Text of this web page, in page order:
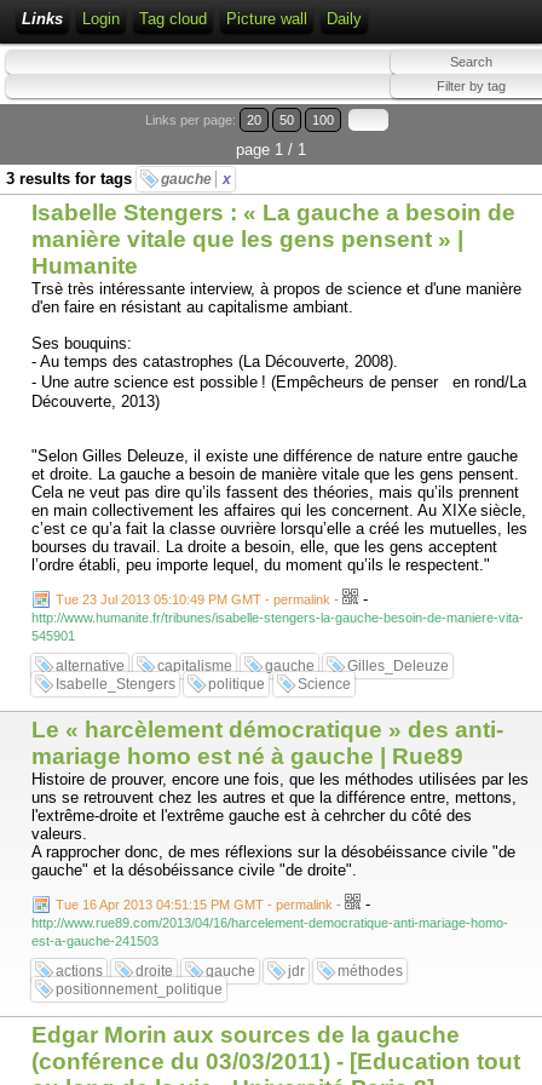
Links Login Tag cloud Picture wall Daily
Links per page: 20 50 100
page 1 / 1
3 results for tags
gauche x
Isabelle Stengers : « La gauche a besoin de
manière vitale que les gens pensent » |
Humanite
Trsè très intéressante interview, à propos de science et d'une manière
d'en faire en résistant au capitalisme ambiant.
Ses bouquins:
- Au temps des catastrophes (La Découverte, 2008).
- Une autre science est possible ! (Empêcheurs de penser en rond/La
Découverte, 2013)
"Selon Gilles Deleuze, il existe une différence de nature entre gauche
et droite. La gauche a besoin de manière vitale que les gens pensent.
Cela ne veut pas dire qu’ils fassent des théories, mais qu’ils prennent
en main ­collectivement les affaires qui les concernent. Au XIXe siècle,
c’est ce qu’a fait la classe ouvrière lorsqu’elle a créé les mutuelles, les
bourses du travail. La droite a besoin, elle, que les gens acceptent
l’ordre établi, peu importe lequel, du moment qu’ils le respectent."
Tue 23 Jul 2013 05:10:49 PM GMT - permalink - -
http://www.humanite.fr/tribunes/isabelle-stengers-la-gauche-besoin-de-maniere-vita-
545901
alternative capitalisme gauche
Gilles_Deleuze
Isabelle_Stengers
politique Science
Le « harcèlement démocratique » des anti-
mariage homo est né à gauche | Rue89
Histoire de prouver, encore une fois, que les méthodes utilisées par les
uns se retrouvent chez les autres et que la différence entre, mettons,
l'extrême-droite et l'extrême gauche est à cehrcher du côté des
valeurs.
A rapprocher donc, de mes réflexions sur la désobéissance civile "de
gauche" et la désobéissance civile "de droite".
Tue 16 Apr 2013 04:51:15 PM GMT - permalink - -
http://www.rue89.com/2013/04/16/harcelement-democratique-anti-mariage-homo-
est-a-gauche-241503
actions droite gauche jdr
méthodes
positionnement_politique
Edgar Morin aux sources de la gauche
(conférence du 03/03/2011) - [Education tout